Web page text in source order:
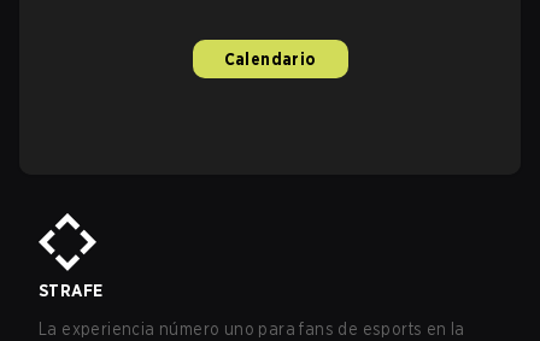
Calendario
STRAFE
La experiencia número uno para fans de esports en la